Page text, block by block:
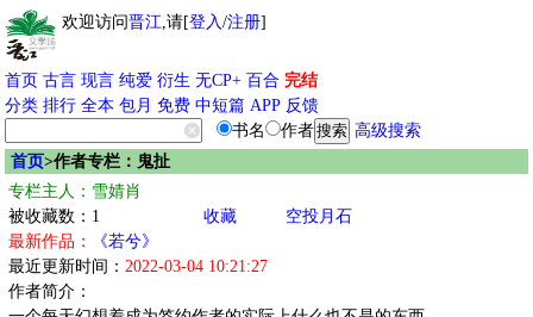
欢迎访问晋江,请[登入/注册]
首页 古言 现言 纯爱 衍生 无CP+ 百合 完结
分类 排行 全本 包月 免费 中短篇 APP 反馈
书名
作者
高级搜索
首页>作者专栏：鬼扯
专栏主人：雪婧肖
被收藏数：1
收藏
空投月石
最新作品：
《若兮》
最近更新时间： 2022-03-04 10:21:27
作者简介：